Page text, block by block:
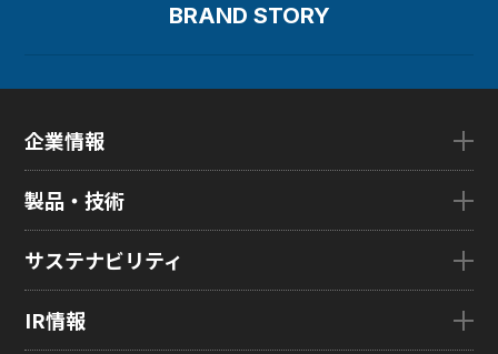
BRAND STORY
企業情報
ごあいさつ
企業理念
グローバル子会社
製品・技術
eLEAP
HMO
サステナビリティ
トップメッセージ
IR情報